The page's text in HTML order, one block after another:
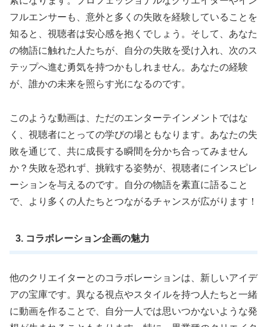
フルエンサーも、意外と多くの失敗を経験していることを
知ると、視聴者は安心感を抱くでしょう。そして、あなた
の物語に触れた人たちが、自分の失敗を受け入れ、次のス
テップへ進む勇気を持つかもしれません。あなたの経験
が、誰かの未来を照らす光になるのです。
このような動画は、ただのエンターテインメントではな
く、視聴者にとっての学びの場ともなります。あなたの失
敗を通じて、共に成長する瞬間を分かち合ってみません
か？失敗を恐れず、挑戦する姿勢が、視聴者にインスピレ
ーションを与えるのです。自分の物語を素直に語ること
で、より多くの人たちとつながるチャンスが広がります！
3. コラボレーション企画の魅力
他のクリエイターとのコラボレーションは、新しいアイデ
アの宝庫です。異なる視点やスタイルを持つ人たちと一緒
に動画を作ることで、自分一人では思いつかないような発